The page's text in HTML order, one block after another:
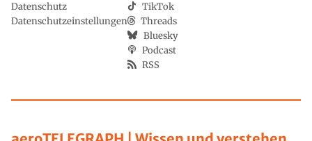
Datenschutz
Datenschutzeinstellungen
TikTok
Threads
Bluesky
Podcast
RSS